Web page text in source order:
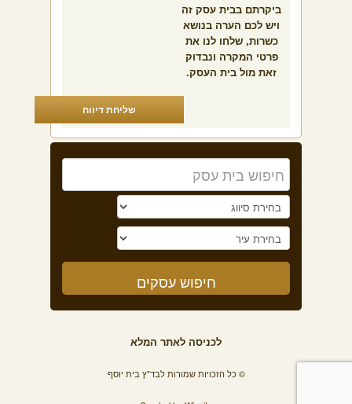
ביקרתם בבית עסק זה
ויש לכם הערה בנושא
כשרות, שלחו לנו את
פרטי המקרה ונבדוק
זאת מול בית העסק.
שליחת דיווח
לכניסה לאתר המלא
© כל הזכויות שמורות לבד"ץ בית יוסף